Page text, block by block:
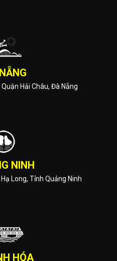
Hải Châu, Đà Nẵng
NINH
Long, Tỉnh Quảng Ninh
HÓA